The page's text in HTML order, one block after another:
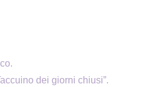
dei giorni chiusi”.